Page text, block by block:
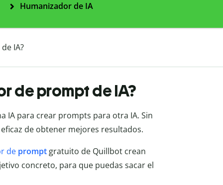
Humanizador de IA
IA?
de prompt de IA?
IA para crear prompts para otra IA. Sin
de obtener mejores resultados.
de prompt gratuito de Quillbot crean
concreto, para que puedas sacar el